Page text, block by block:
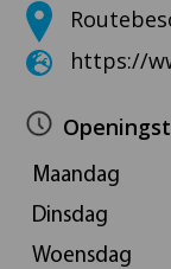
https://
Maandag
Dinsdag
Woensdag